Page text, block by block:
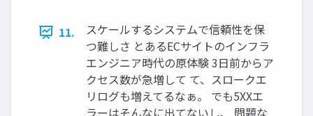
11.
スケールするシステムで信頼性を保
つ難しさ とあるECサイトのインフラ
エンジニア時代の原体験 3日前からア
クセス数が急増して て、スロークエ
リログも増えてるなぁ。 でも5XXエ